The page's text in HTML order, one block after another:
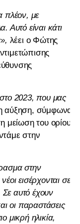
πλέον, με
Αυτό είναι κάτι
λέει ο Φώτης
2023, που μας
αύξηση, σύμφωνα
μείωση του ορίου
στην
στην
εισέρχονται σε
Σε αυτό έχουν
οι παραστάσεις
μικρή ηλικία,